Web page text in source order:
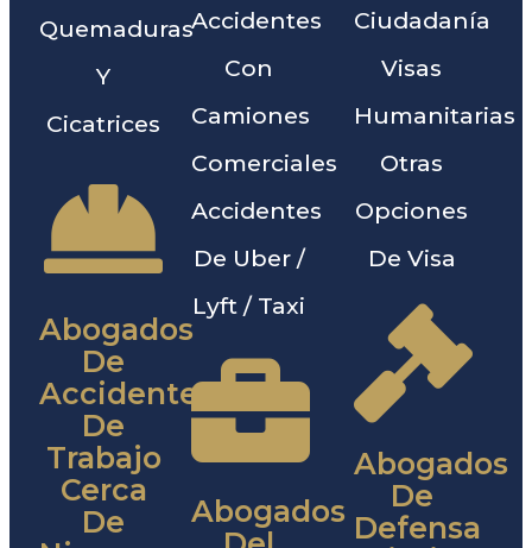
Quemaduras
Y
Cicatrices
Abogados
De
Accidentes
De
Trabajo
Cerca
De
Accidentes
Con
Camiones
Comerciales
Accidentes
De Uber /
Lyft / Taxi
Abogados
Ciudadanía
Visas
Humanitarias
Otras
Opciones
De Visa
Abogados
De
Defensa